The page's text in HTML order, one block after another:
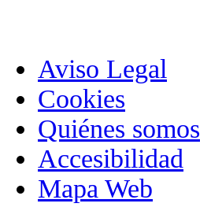
Aviso Legal
Cookies
Quiénes somos
Accesibilidad
Mapa Web